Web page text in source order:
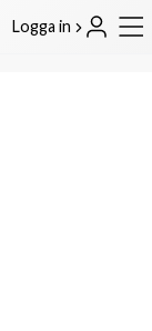
Logga in